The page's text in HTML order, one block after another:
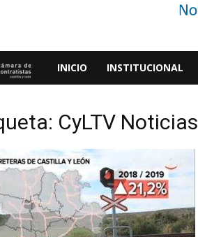
Contratistas
INICIO INSTITUCIONAL
CyLTV Noticias